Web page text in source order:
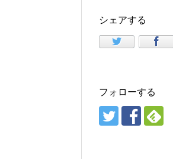
シェアする
フォローする